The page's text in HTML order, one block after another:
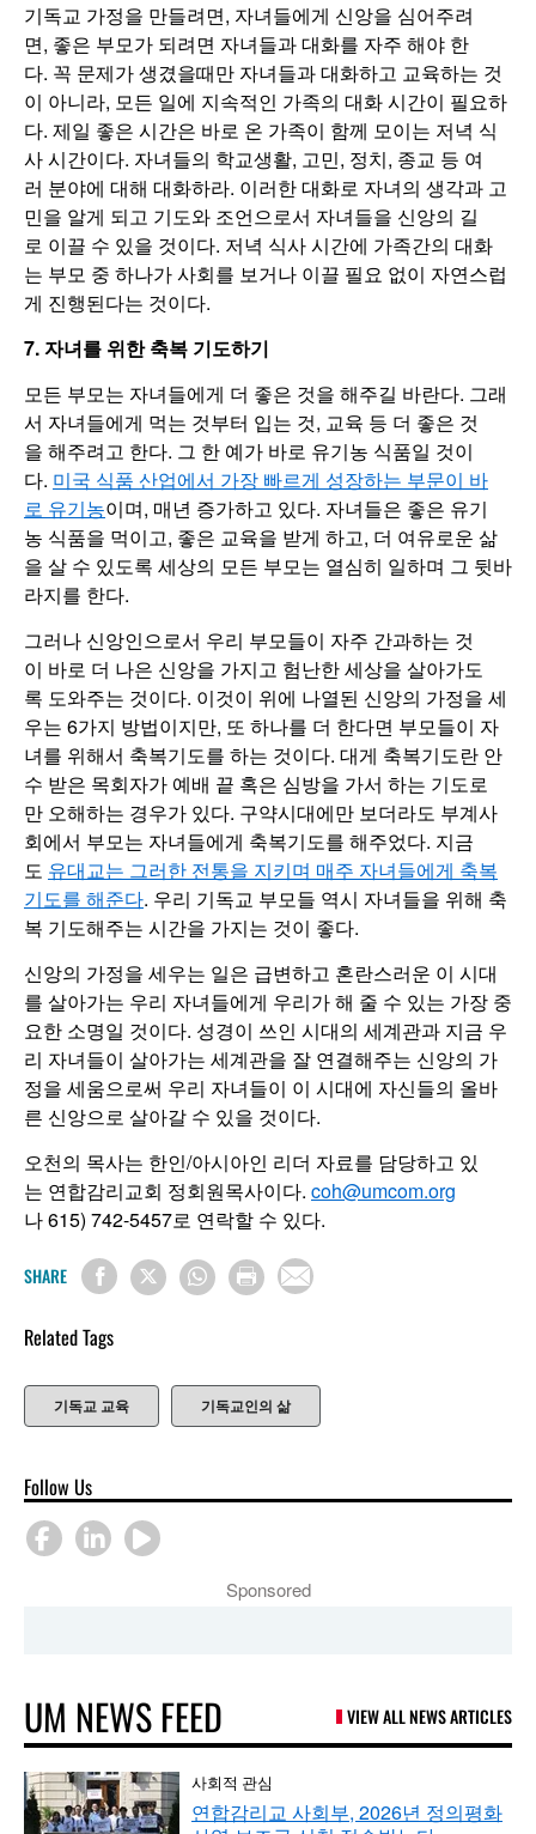
기독교 가정을 만들려면, 자녀들에게 신앙을 심어주려
면, 좋은 부모가 되려면 자녀들과 대화를 자주 해야 한
다. 꼭 문제가 생겼을때만 자녀들과 대화하고 교육하는 것
이 아니라, 모든 일에 지속적인 가족의 대화 시간이 필요하
다. 제일 좋은 시간은 바로 온 가족이 함께 모이는 저녁 식
사 시간이다. 자녀들의 학교생활, 고민, 정치, 종교 등 여
러 분야에 대해 대화하라. 이러한 대화로 자녀의 생각과 고
민을 알게 되고 기도와 조언으로서 자녀들을 신앙의 길
로 이끌 수 있을 것이다. 저녁 식사 시간에 가족간의 대화
는 부모 중 하나가 사회를 보거나 이끌 필요 없이 자연스럽
게 진행된다는 것이다.
7. 자녀를 위한 축복 기도하기
모든 부모는 자녀들에게 더 좋은 것을 해주길 바란다. 그래
서 자녀들에게 먹는 것부터 입는 것, 교육 등 더 좋은 것
을 해주려고 한다. 그 한 예가 바로 유기농 식품일 것이
다. 미국 식품 산업에서 가장 빠르게 성장하는 부문이 바
로 유기농이며, 매년 증가하고 있다. 자녀들은 좋은 유기
농 식품을 먹이고, 좋은 교육을 받게 하고, 더 여유로운 삶
을 살 수 있도록 세상의 모든 부모는 열심히 일하며 그 뒷바
라지를 한다.
그러나 신앙인으로서 우리 부모들이 자주 간과하는 것
이 바로 더 나은 신앙을 가지고 험난한 세상을 살아가도
록 도와주는 것이다. 이것이 위에 나열된 신앙의 가정을 세
우는 6가지 방법이지만, 또 하나를 더 한다면 부모들이 자
녀를 위해서 축복기도를 하는 것이다. 대게 축복기도란 안
수 받은 목회자가 예배 끝 혹은 심방을 가서 하는 기도로
만 오해하는 경우가 있다. 구약시대에만 보더라도 부계사
회에서 부모는 자녀들에게 축복기도를 해주었다. 지금
도 유대교는 그러한 전통을 지키며 매주 자녀들에게 축복
기도를 해준다. 우리 기독교 부모들 역시 자녀들을 위해 축
복 기도해주는 시간을 가지는 것이 좋다.
신앙의 가정을 세우는 일은 급변하고 혼란스러운 이 시대
를 살아가는 우리 자녀들에게 우리가 해 줄 수 있는 가장 중
요한 소명일 것이다. 성경이 쓰인 시대의 세계관과 지금 우
리 자녀들이 살아가는 세계관을 잘 연결해주는 신앙의 가
정을 세움으로써 우리 자녀들이 이 시대에 자신들의 올바
른 신앙으로 살아갈 수 있을 것이다.
오천의 목사는 한인/아시아인 리더 자료를 담당하고 있
는 연합감리교회 정회원목사이다. coh@umcom.org
나 615) 742-5457로 연락할 수 있다.
SHARE
Related Tags
기독교 교육 기독교인의 삶
Follow Us
Sponsored
UM NEWS FEED VIEW ALL NEWS ARTICLES
사회적 관심
연합감리교 사회부, 2026년 정의평화